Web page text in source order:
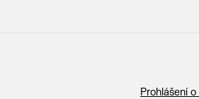
Prohlášení